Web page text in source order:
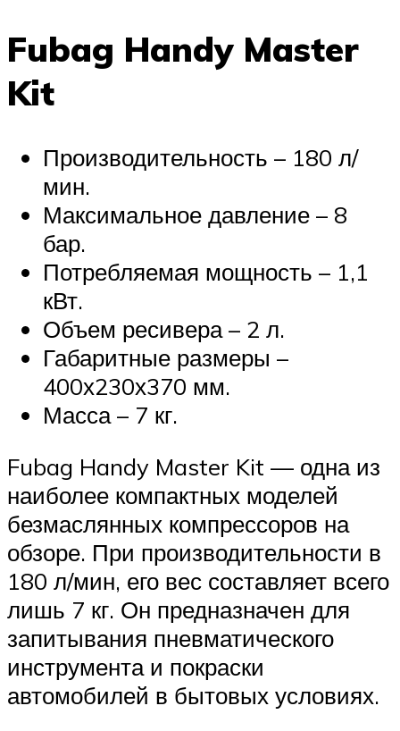
Fubag Handy Master
Kit
Производительность – 180 л/
мин.
Максимальное давление – 8
бар.
Потребляемая мощность – 1,1
кВт.
Объем ресивера – 2 л.
Габаритные размеры –
400х230х370 мм.
Масса – 7 кг.
Fubag Handy Master Kit — одна из
наиболее компактных моделей
безмаслянных компрессоров на
обзоре. При производительности в
180 л/мин, его вес составляет всего
лишь 7 кг. Он предназначен для
запитывания пневматического
инструмента и покраски
автомобилей в бытовых условиях.